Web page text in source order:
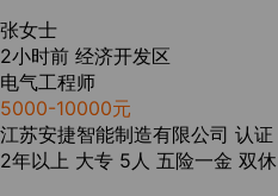
张女士
2小时前 经济开发区
电气工程师
5000-10000元
江苏安捷智能制造有限公司 认证
2年以上 大专 5人 五险一金 双休